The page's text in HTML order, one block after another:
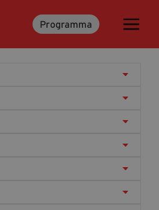
Programma